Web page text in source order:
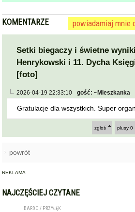
KOMENTARZE powiadamiaj mnie
Setki biegaczy i świetne
Henrykowski i 11. Dycha
[foto]
2026-04-19 22:33:10 gość: ~Mieszkanka
Gratulacje dla wszystkich. Super
plusy 0
zgłoś
powrót
REKLAMA
NAJCZĘŚCIEJ CZYTANE
BARDO / PRZYŁĘK